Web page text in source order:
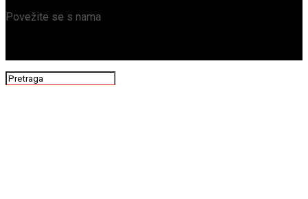
Povežite se s nama